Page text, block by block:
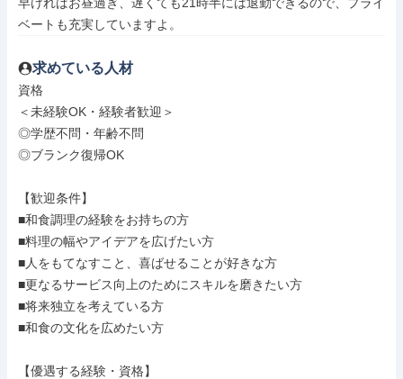
ベートも充実していますよ。
求めている人材
資格
＜未経験OK・経験者歓迎＞
◎学歴不問・年齢不問
◎ブランク復帰OK
【歓迎条件】
■和食調理の経験をお持ちの方
■料理の幅やアイデアを広げたい方
■人をもてなすこと、喜ばせることが好きな方
■更なるサービス向上のためにスキルを磨きたい方
■将来独立を考えている方
■和食の文化を広めたい方
【優遇する経験・資格】